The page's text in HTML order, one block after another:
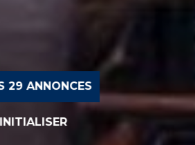
29 ANNONCES